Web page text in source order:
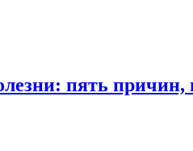
пять причин,